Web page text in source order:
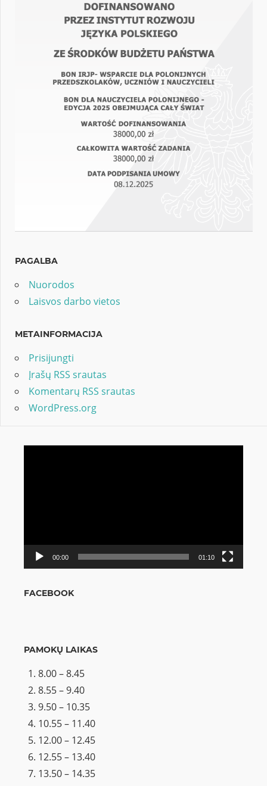
PAGALBA
Nuorodos
Laisvos darbo vietos
METAINFORMACIJA
Prisijungti
Įrašų RSS srautas
Komentarų RSS srautas
WordPress.org
00:00 01:10
FACEBOOK
PAMOKŲ LAIKAS
8.00 – 8.45
8.55 – 9.40
9.50 – 10.35
10.55 – 11.40
12.00 – 12.45
12.55 – 13.40
13.50 – 14.35